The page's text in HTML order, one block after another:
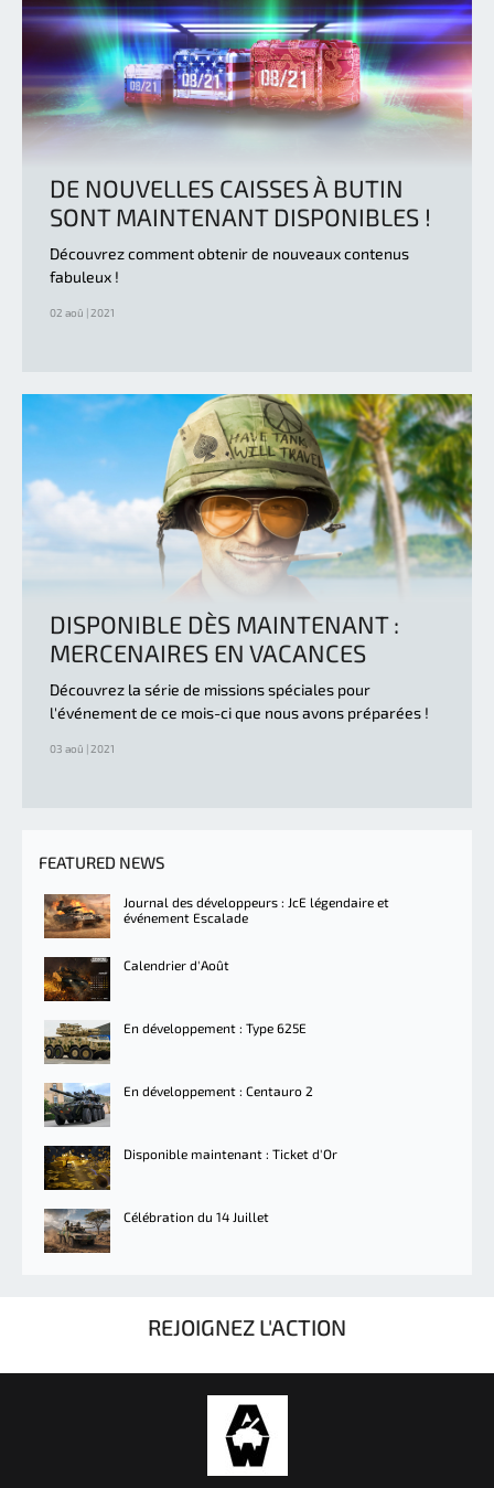
DE NOUVELLES CAISSES À BUTIN
SONT MAINTENANT DISPONIBLES !
Découvrez comment obtenir de nouveaux contenus
fabuleux !
02 aoû | 2021
DISPONIBLE DÈS MAINTENANT :
MERCENAIRES EN VACANCES
Découvrez la série de missions spéciales pour
l'événement de ce mois-ci que nous avons préparées !
03 aoû | 2021
FEATURED NEWS
Journal des développeurs : JcE légendaire et
événement Escalade
Calendrier d'Août
En développement : Type 625E
En développement : Centauro 2
Disponible maintenant : Ticket d'Or
Célébration du 14 Juillet
REJOIGNEZ L'ACTION